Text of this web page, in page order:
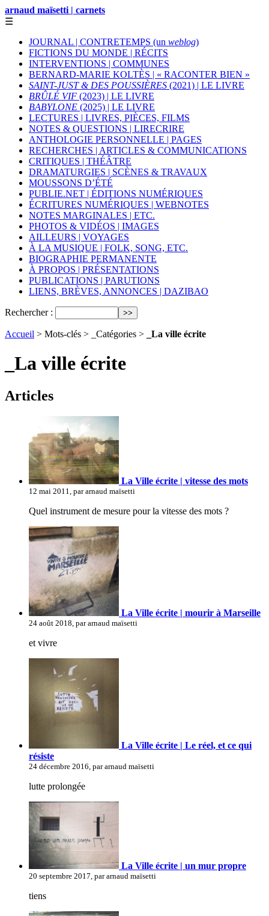
arnaud maïsetti | carnets
☰
JOURNAL | CONTRETEMPS (un weblog)
FICTIONS DU MONDE | RÉCITS
INTERVENTIONS | COMMUNES
BERNARD-MARIE KOLTÈS | « RACONTER BIEN »
SAINT-JUST & DES POUSSIÈRES (2021) | LE LIVRE
BRÛLÉ VIF (2023) | LE LIVRE
BABYLONE (2025) | LE LIVRE
LECTURES | LIVRES, PIÈCES, FILMS
NOTES & QUESTIONS | LIRECRIRE
ANTHOLOGIE PERSONNELLE | PAGES
RECHERCHES | ARTICLES & COMMUNICATIONS
CRITIQUES | THÉÂTRE
DRAMATURGIES | SCÈNES & TRAVAUX
MOUSSONS D’ÉTÉ
PUBLIE.NET | ÉDITIONS NUMÉRIQUES
ÉCRITURES NUMÉRIQUES | WEBNOTES
NOTES MARGINALES | ETC.
PHOTOS & VIDÉOS | IMAGES
AILLEURS | VOYAGES
À LA MUSIQUE | FOLK, SONG, ETC.
BIOGRAPHIE PERMANENTE
À PROPOS | PRÉSENTATIONS
PUBLICATIONS | PARUTIONS
LIENS, BRÈVES, ANNONCES | DAZIBAO
Rechercher :
Accueil > Mots-clés > _Catégories > _La ville écrite
_La ville écrite
Articles
La Ville écrite | vitesse des mots
12 mai 2011, par arnaud maïsetti
Quel instrument de mesure pour la vitesse des mots ?
La Ville écrite | mourir à Marseille
24 août 2018, par arnaud maïsetti
et vivre
La Ville écrite | Le réel, et ce qui
résiste
24 décembre 2016, par arnaud maïsetti
lutte prolongée
La Ville écrite | un mur propre
20 septembre 2017, par arnaud maïsetti
tiens